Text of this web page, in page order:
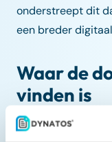
onderstreept dit
een breder
Waar de
vinden is
De